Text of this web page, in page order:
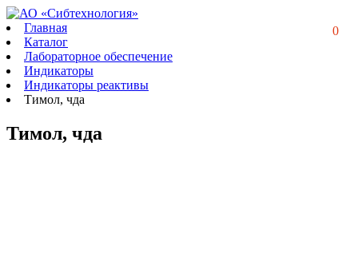
0
Главная
Каталог
Лабораторное обеспечение
Индикаторы
Индикаторы реактивы
Тимол, чда
Тимол, чда